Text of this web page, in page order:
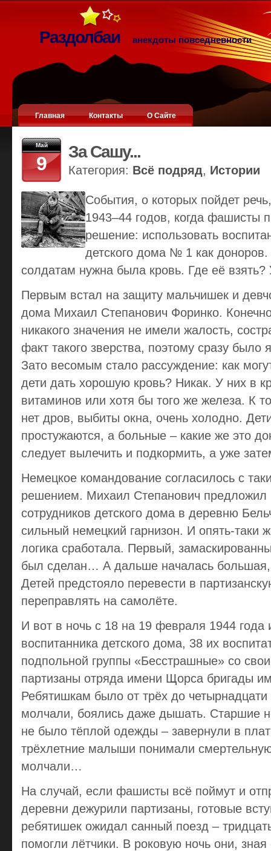
Раздолбаи анекдоты повседневности
Главная Контакты О Сайте
Май
9
За Сашу...
Категория: Всё подряд, Истории
События, о которых пойдет
1943–44 годов, когда фашисты
решение: использовать
детского дома № 1 как
солдатам нужна была кровь. Где её взять?
Первым встал на защиту мальчишек и
дома Михаил Степанович Форинко.
никакого значения не имели жалость,
факт такого зверства, поэтому сразу было
Зато весомым стало рассуждение: как
дети дать хорошую кровь? Никак. У них в
витаминов или хотя бы того же железа. К
нет дров, выбиты окна, очень холодно.
простужаются, а больные – какие же это
следует вылечить и подкормить, а уже
Немецкое командование согласилось с
решением. Михаил Степанович предложил
сотрудников детского дома в деревню
сильный немецкий гарнизон. И опять-таки
логика сработала. Первый,
был сделан… А дальше началась большая,
Детей предстояло перевести в
переправлять на самолёте.
И вот в ночь с 18 на 19 февраля 1944
воспитанника детского дома, 38 их
подпольной группы «Бесстрашные» со
партизаны отряда имени Щорса бригады
Ребятишкам было от трёх до
молчали, боялись даже дышать. Старшие
не было тёплой одежды – завернули в
трёхлетние малыши понимали
молчали…
На случай, если фашисты всё поймут и
деревни дежурили партизаны, готовые
ребятишек ожидал санный поезд –
помогли лётчики. В роковую ночь они,